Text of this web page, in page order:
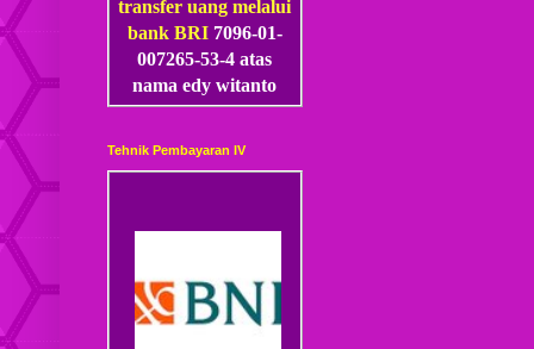
transfer uang melalui
bank BRI 7096-01-
007265-53-4 atas
nama edy witanto
Tehnik Pembayaran IV